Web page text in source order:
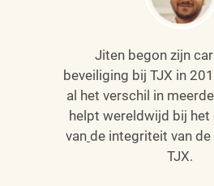
Jiten begon zijn
beveiliging bij TJX in
al het verschil in
helpt wereldwijd bij het
van de integriteit van
TJX.